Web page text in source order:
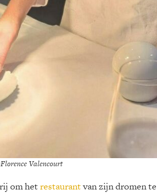
Valencourt
om het restaurantvan zijn dromen